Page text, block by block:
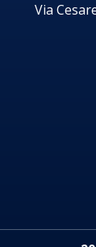
Via